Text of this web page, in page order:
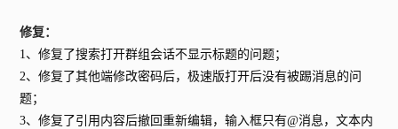
修复：
1、修复了搜索打开群组会话不显示标题的问题；
2、修复了其他端修改密码后，极速版打开后没有被踢消息的问
题；
3、修复了引用内容后撤回重新编辑，输入框只有@消息，文本内